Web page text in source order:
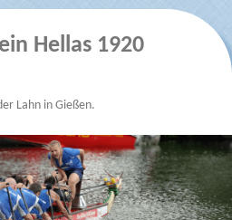
Hellas 1920
Lahn in Gießen.